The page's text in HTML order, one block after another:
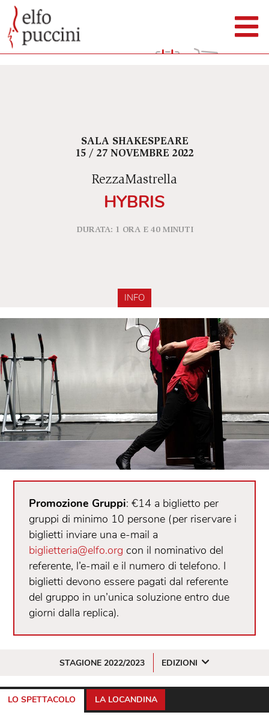
SALA SHAKESPEARE
15 / 27 NOVEMBRE 2022
RezzaMastrella
HYBRIS
DURATA: 1 ORA E 40 MINUTI
INFO
Promozione Gruppi: €14 a biglietto per
gruppi di minimo 10 persone (per riservare i
biglietti inviare una e-mail a
biglietteria@elfo.org con il nominativo del
referente, l’e-mail e il numero di telefono. I
biglietti devono essere pagati dal referente
del gruppo in un’unica soluzione entro due
giorni dalla replica).
STAGIONE 2022/2023 EDIZIONI
LO SPETTACOLO LA LOCANDINA